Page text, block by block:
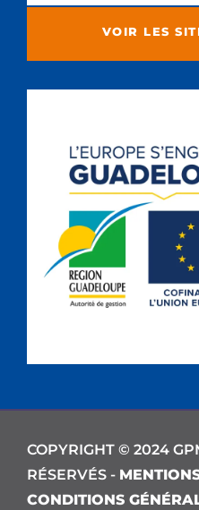
VOIR LES
COPYRIGHT © 2024
RÉSERVÉS -
CONDITIONS